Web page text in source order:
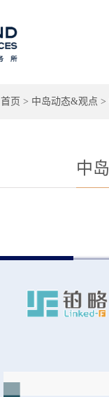
首页 > 中岛动态&观点 >
中